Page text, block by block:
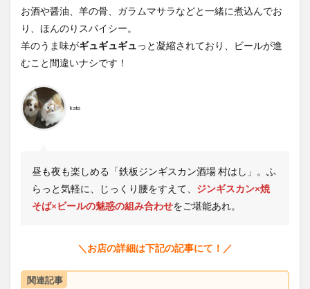
お酒や醤油、羊の骨、ガラムマサラなどと一緒に煮込んでお
り、ほんのりスパイシー。
羊のうま味がギュギュギュっと凝縮されており、ビールが進
むこと間違いナシです！
kato
昼も夜も楽しめる「鉄板ジンギスカン酒場 村はし」。ふ
らっと気軽に、じっくり腰をすえて、 ジンギスカン×焼
そば×ビールの魅惑の組み合わせをご堪能あれ。
＼お店の詳細は下記の記事にて！／
関連記事